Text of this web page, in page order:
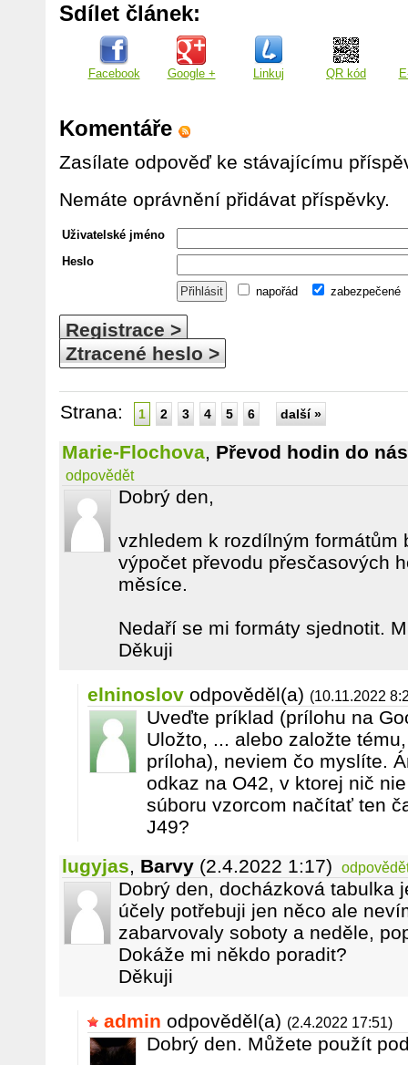
Sdílet článek:
Facebook Google + Linkuj QR kód
Komentáře
Zasílate odpověď ke stávajícímu
Nemáte oprávnění přidávat příspěvky.
Uživatelské jméno
Heslo
napořád zabezpečené
Registrace >
Ztracené heslo >
Strana: 1 2 3 4 5 6 další »
Marie-Flochova, Převod hodin do
odpovědět
Dobrý den,
vzhledem k rozdílným formátům
výpočet převodu přesčasových
měsíce.
Nedaří se mi formáty sjednotit.
Děkuji
elninoslov odpověděl(a) (10.11.2022
Uveďte príklad (prílohu na
Uložto, ... alebo založte
príloha), neviem čo myslíte.
odkaz na O42, v ktorej nič
súboru vzorcom načítať ten
J49?
lugyjas, Barvy (2.4.2022 1:17)
Dobrý den, docházková tabulka
účely potřebuji jen něco ale
zabarvovaly soboty a neděle,
Dokáže mi někdo poradit?
Děkuji
admin odpověděl(a) (2.4.2022 17:51)
Dobrý den. Můžete použít